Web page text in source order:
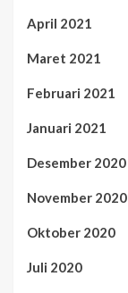
April 2021
Maret 2021
Februari 2021
Januari 2021
Desember 2020
November 2020
Oktober 2020
Juli 2020